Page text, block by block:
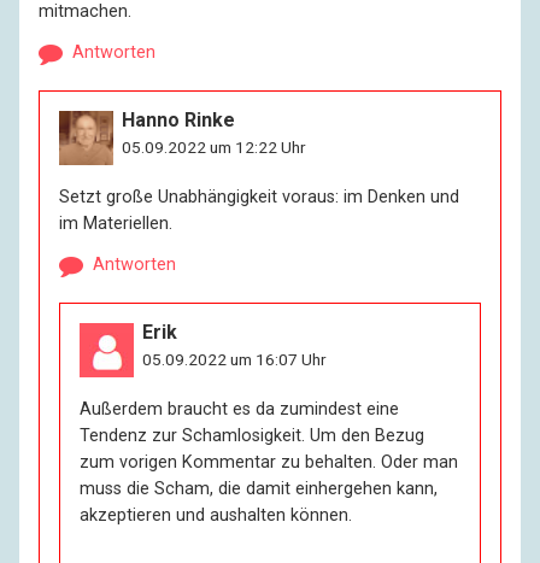
mitmachen.
Antworten
Hanno Rinke
05.09.2022 um 12:22 Uhr
Setzt große Unabhängigkeit voraus: im Denken und
im Materiellen.
Antworten
Erik
05.09.2022 um 16:07 Uhr
Außerdem braucht es da zumindest eine
Tendenz zur Schamlosigkeit. Um den Bezug
zum vorigen Kommentar zu behalten. Oder man
muss die Scham, die damit einhergehen kann,
akzeptieren und aushalten können.